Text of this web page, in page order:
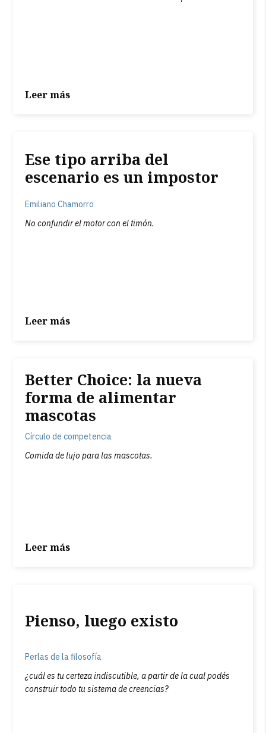
Leer más
Ese tipo arriba del
escenario es un impostor
Emiliano Chamorro
No confundir el motor con el timón.
Leer más
Better Choice: la nueva
forma de alimentar
mascotas
Círculo de competencia
Comida de lujo para las mascotas.
Leer más
Pienso, luego existo
Perlas de la filosofía
¿cuál es tu certeza indiscutible, a partir de la cual podés
construir todo tu sistema de creencias?